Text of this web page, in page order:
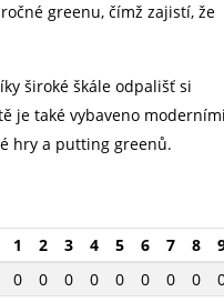
greenu, čímž zajistí, že
široké škále odpališť si
je také vybaveno moderními
hry a putting greenů.
1 2 3 4 5 6 7 8
0 0 0 0 0 0 0 0